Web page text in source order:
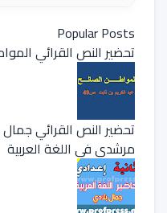
Popular Posts
تحضير النص القرائي
تحضير النص القرائي جمال
مرشدي في اللغة العربية